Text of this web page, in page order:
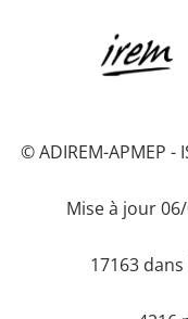
© ADIREM-APMEP -
Mise à jour
17163